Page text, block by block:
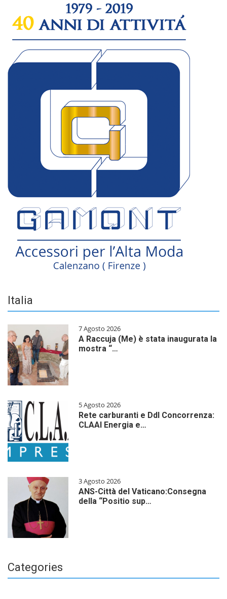
Italia
7 Agosto 2026
A Raccuja (Me) è stata inaugurata la
mostra “…
5 Agosto 2026
Rete carburanti e Ddl Concorrenza:
CLAAI Energia e…
3 Agosto 2026
ANS-Città del Vaticano:Consegna
della “Positio sup…
Categories